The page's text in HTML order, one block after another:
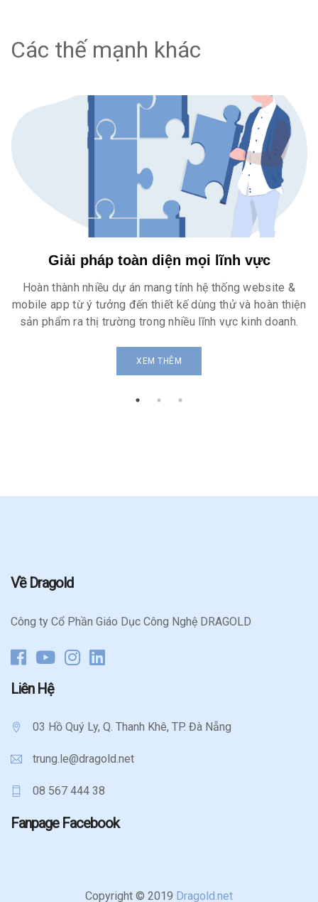
Các thế mạnh khác
Giải pháp toàn diện mọi lĩnh vực
Hoàn thành nhiều dự án mang tính hệ thống website &
mobile app từ ý tưởng đến thiết kế dùng thử và hoàn thiện
sản phẩm ra thị trường trong nhiều lĩnh vực kinh doanh.
XEM THÊM
Về Dragold
Công ty Cổ Phần Giáo Dục Công Nghệ DRAGOLD
Liên Hệ
03 Hồ Quý Ly, Q. Thanh Khê, TP. Đà Nẵng
trung.le@dragold.net
08 567 444 38
Fanpage Facebook
Copyright © 2019 Dragold.net